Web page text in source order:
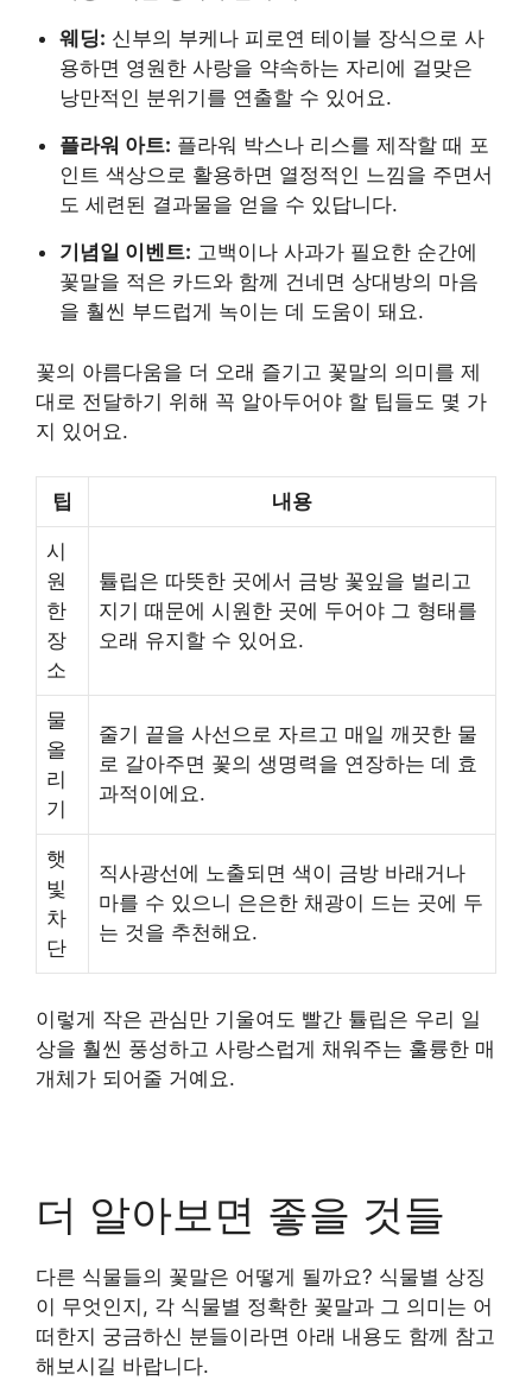
웨딩: 신부의 부케나 피로연 테이블 장식으로 사
용하면 영원한 사랑을 약속하는 자리에 걸맞은
낭만적인 분위기를 연출할 수 있어요.
플라워 아트: 플라워 박스나 리스를 제작할 때 포
인트 색상으로 활용하면 열정적인 느낌을 주면서
도 세련된 결과물을 얻을 수 있답니다.
기념일 이벤트: 고백이나 사과가 필요한 순간에
꽃말을 적은 카드와 함께 건네면 상대방의 마음
을 훨씬 부드럽게 녹이는 데 도움이 돼요.
꽃의 아름다움을 더 오래 즐기고 꽃말의 의미를 제
대로 전달하기 위해 꼭 알아두어야 할 팁들도 몇 가
지 있어요.
팁 내용
시
원
한
장
소
튤립은 따뜻한 곳에서 금방 꽃잎을 벌리고
지기 때문에 시원한 곳에 두어야 그 형태를
오래 유지할 수 있어요.
물
올
리
기
줄기 끝을 사선으로 자르고 매일 깨끗한 물
로 갈아주면 꽃의 생명력을 연장하는 데 효
과적이에요.
햇
빛
차
단
직사광선에 노출되면 색이 금방 바래거나
마를 수 있으니 은은한 채광이 드는 곳에 두
는 것을 추천해요.
이렇게 작은 관심만 기울여도 빨간 튤립은 우리 일
상을 훨씬 풍성하고 사랑스럽게 채워주는 훌륭한 매
개체가 되어줄 거예요.
더 알아보면 좋을 것들
다른 식물들의 꽃말은 어떻게 될까요? 식물별 상징
이 무엇인지, 각 식물별 정확한 꽃말과 그 의미는 어
떠한지 궁금하신 분들이라면 아래 내용도 함께 참고
해보시길 바랍니다.